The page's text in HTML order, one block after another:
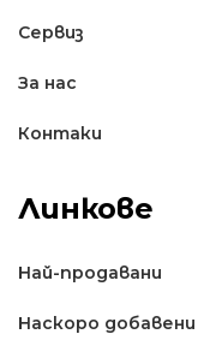
Сервиз
За нас
Контаки
Линкове
Най-продавани
Наскоро добавени